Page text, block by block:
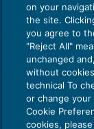
15
di
on your
the site.
you agree to
"Reject All"
unchanged
without
technical To
or change
Cookie
cookies,